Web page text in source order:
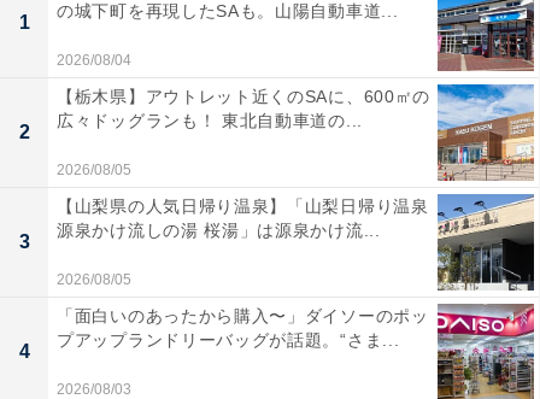
1
の城下町を再現したSAも。山陽自動車道...
2026/08/04
2
【栃木県】アウトレット近くのSAに、600㎡の
広々ドッグランも！ 東北自動車道の...
2026/08/05
3
【山梨県の人気日帰り温泉】「山梨日帰り温泉
源泉かけ流しの湯 桜湯」は源泉かけ流...
2026/08/05
4
「面白いのあったから購入〜」ダイソーのポッ
プアップランドリーバッグが話題。“さま...
2026/08/03